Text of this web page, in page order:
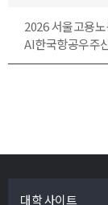
2026 서울고용
AI한국항공우주
대학 사이트